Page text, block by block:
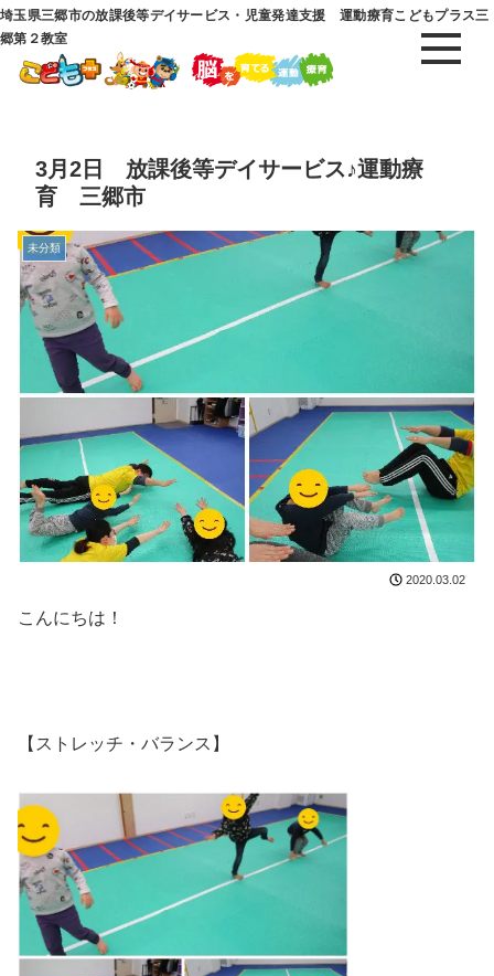
埼玉県三郷市の放課後等デイサービス・児童発達支援 運動療育こどもプラス三
郷第２教室
3月2日 放課後等デイサービス♪運動療
育 三郷市
未分類
2020.03.02
こんにちは！
【ストレッチ・バランス】